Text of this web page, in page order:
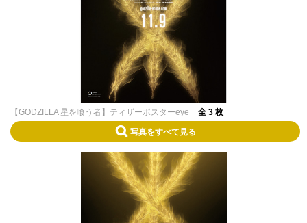
【GODZILLA 星を喰う者】ティザーポスターeye 全 3 枚
写真をすべて見る